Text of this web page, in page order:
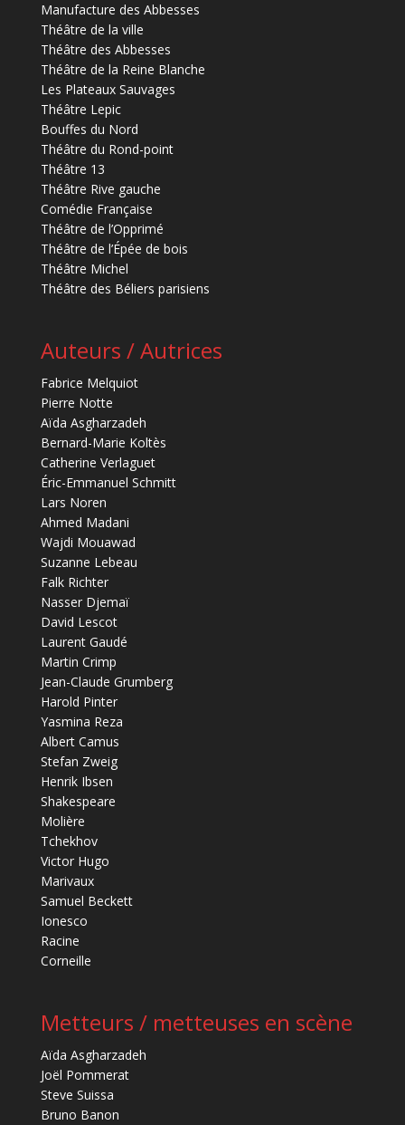
Manufacture des Abbesses
Théâtre de la ville
Théâtre des Abbesses
Théâtre de la Reine Blanche
Les Plateaux Sauvages
Théâtre Lepic
Bouffes du Nord
Théâtre du Rond-point
Théâtre 13
Théâtre Rive gauche
Comédie Française
Théâtre de l’Opprimé
Théâtre de l’Épée de bois
Théâtre Michel
Théâtre des Béliers parisiens
Auteurs / Autrices
Fabrice Melquiot
Pierre Notte
Aïda Asgharzadeh
Bernard-Marie Koltès
Catherine Verlaguet
Éric-Emmanuel Schmitt
Lars Noren
Ahmed Madani
Wajdi Mouawad
Suzanne Lebeau
Falk Richter
Nasser Djemaï
David Lescot
Laurent Gaudé
Martin Crimp
Jean-Claude Grumberg
Harold Pinter
Yasmina Reza
Albert Camus
Stefan Zweig
Henrik Ibsen
Shakespeare
Molière
Tchekhov
Victor Hugo
Marivaux
Samuel Beckett
Ionesco
Racine
Corneille
Metteurs / metteuses en scène
Aïda Asgharzadeh
Joël Pommerat
Steve Suissa
Bruno Banon